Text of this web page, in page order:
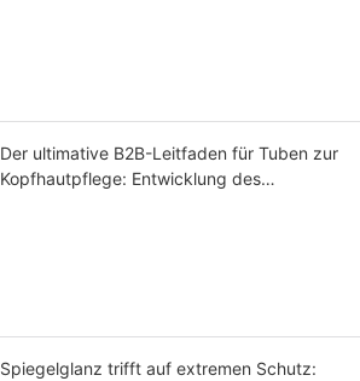
Der ultimative B2B-Leitfaden für Tuben zur
Kopfhautpflege: Entwicklung des
Spiegelglanz trifft auf extremen Schutz: